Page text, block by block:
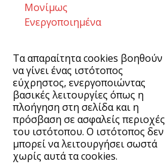
Μονίμως
Ενεργοποιημένα
Τα απαραίτητα cookies βοηθούν
να γίνει ένας ιστότοπος
εύχρηστος, ενεργοποιώντας
βασικές λειτουργίες όπως η
πλοήγηση στη σελίδα και η
πρόσβαση σε ασφαλείς περιοχές
του ιστότοπου. Ο ιστότοπος δεν
μπορεί να λειτουργήσει σωστά
χωρίς αυτά τα cookies.